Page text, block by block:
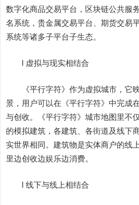
数字化商品交易平台，区块链公共服
名系统，贵金属交易平台、期货交易
系统等诸多子平台子生态。
l 虚拟与现实相结合
《平行字符》作为虚拟城市，它
景，用户可以在《平行字符》中完成
与创收。《平行字符》城市地图里不
的模拟建筑，各建筑、各街道及线下
实世界相同。建筑物是实体商户的线
里边创收边娱乐边消费。
l 线下与线上相结合